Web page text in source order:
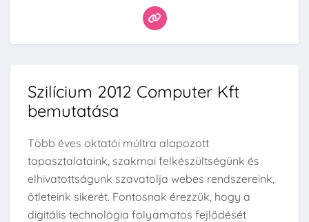
Szilícium 2012 Computer Kft
bemutatása
Több éves oktatói múltra alapozott
tapasztalataink, szakmai felkészültségünk és
elhivatottságunk szavatolja webes rendszereink,
ötleteink sikerét. Fontosnak érezzük, hogy a
digitális technológia folyamatos fejlődését